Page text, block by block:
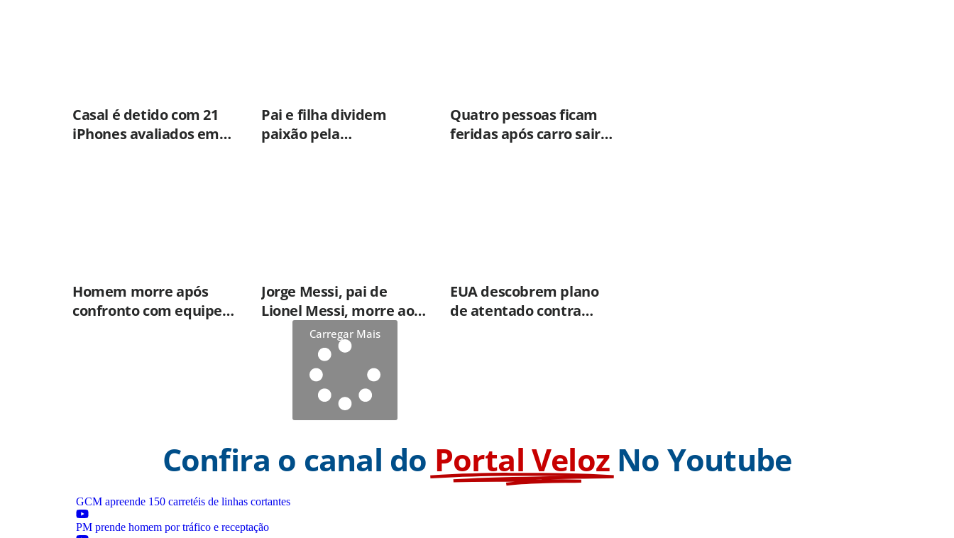
Casal é detido com 21
iPhones avaliados em
Pai e filha dividem
paixão pela
Quatro pessoas ficam
feridas após carro sair
Homem morre após
confronto com equipe
Jorge Messi, pai de
Lionel Messi, morre aos
68 anos
EUA descobrem plano
de atentado contra
Carregar Mais
Confira o canal do Portal Veloz No Youtube
GCM apreende 150 carretéis de linhas cortantes
PM prende homem por tráfico e receptação